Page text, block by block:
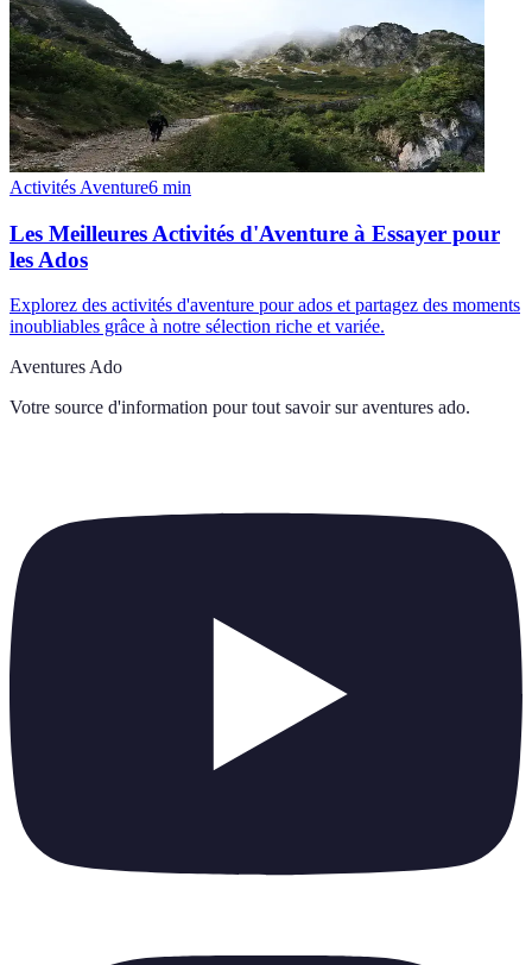
Activités Aventure6 min
Les Meilleures Activités d'Aventure à Essayer pour
les Ados
Explorez des activités d'aventure pour ados et partagez des moments
inoubliables grâce à notre sélection riche et variée.
Aventures Ado
Votre source d'information pour tout savoir sur aventures ado.